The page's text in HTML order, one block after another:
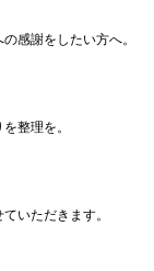
感謝をしたい方へ。
整理を。
いただきます。